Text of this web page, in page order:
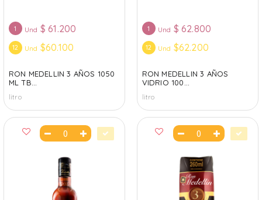
1 Und $ 61.200
12 Und $60.100
RON MEDELLIN 3 AÑOS 1050
ML TB...
litro
1 Und $ 62.800
12 Und $62.200
RON MEDELLIN 3 AÑOS
VIDRIO 100...
litro